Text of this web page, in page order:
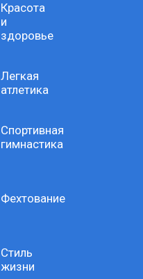
Красота
и
здоровье
Легкая
атлетика
Спортивная
гимнастика
Фехтование
Стиль
жизни